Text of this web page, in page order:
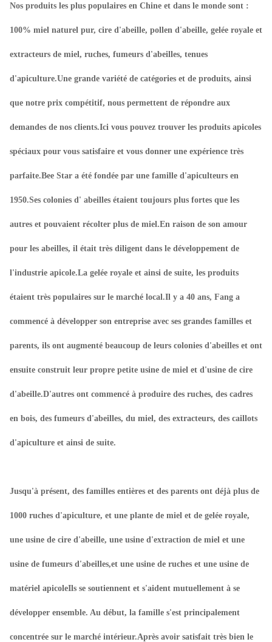
Nos produits les plus populaires en Chine et dans le monde sont :
100% miel naturel pur, cire d'abeille, pollen d'abeille, gelée royale et
extracteurs de miel, ruches, fumeurs d'abeilles, tenues
d'apiculture.Une grande variété de catégories et de produits, ainsi
que notre prix compétitif, nous permettent de répondre aux
demandes de nos clients.Ici vous pouvez trouver les produits apicoles
spéciaux pour vous satisfaire et vous donner une expérience très
parfaite.Bee Star a été fondée par une famille d'apiculteurs en
1950.Ses colonies d' abeilles étaient toujours plus fortes que les
autres et pouvaient récolter plus de miel.En raison de son amour
pour les abeilles, il était très diligent dans le développement de
l'industrie apicole.La gelée royale et ainsi de suite, les produits
étaient très populaires sur le marché local.Il y a 40 ans, Fang a
commencé à développer son entreprise avec ses grandes familles et
parents, ils ont augmenté beaucoup de leurs colonies d'abeilles et ont
ensuite construit leur propre petite usine de miel et d'usine de cire
d'abeille.D'autres ont commencé à produire des ruches, des cadres
en bois, des fumeurs d'abeilles, du miel, des extracteurs, des caillots
d'apiculture et ainsi de suite.
Jusqu'à présent, des familles entières et des parents ont déjà plus de
1000 ruches d'apiculture, et une plante de miel et de gelée royale,
une usine de cire d'abeille, une usine d'extraction de miel et une
usine de fumeurs d'abeilles,et une usine de ruches et une usine de
matériel apicoleIls se soutiennent et s'aident mutuellement à se
développer ensemble. Au début, la famille s'est principalement
concentrée sur le marché intérieur.Après avoir satisfait très bien le